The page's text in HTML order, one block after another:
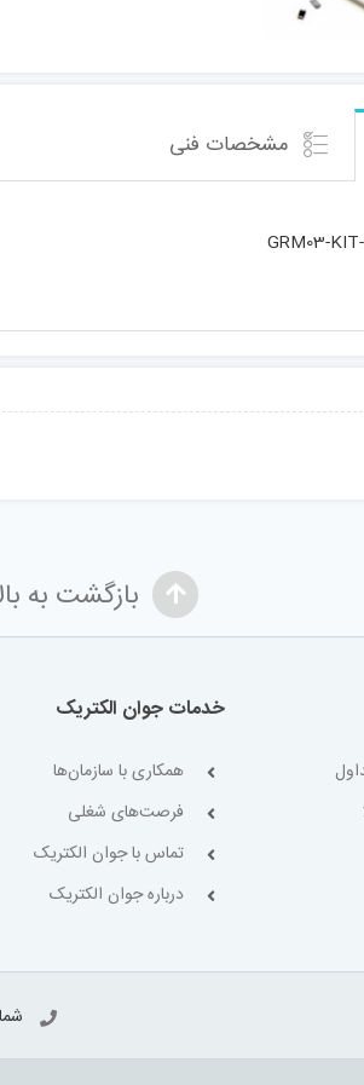
مشخصات فنی
GRM03-
بازگشت به
خدمات جوان الکتریک
همکاری با سازمان‌ها
فرصت‌های شغلی
تماس با جوان الکتریک
درباره جوان الکتریک